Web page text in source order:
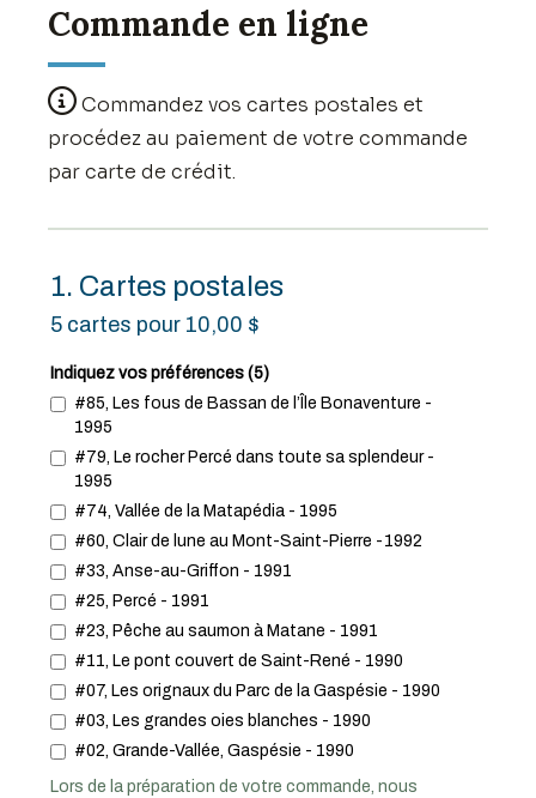
Commande en ligne
Commandez vos cartes postales et
procédez au paiement de votre commande
par carte de crédit.